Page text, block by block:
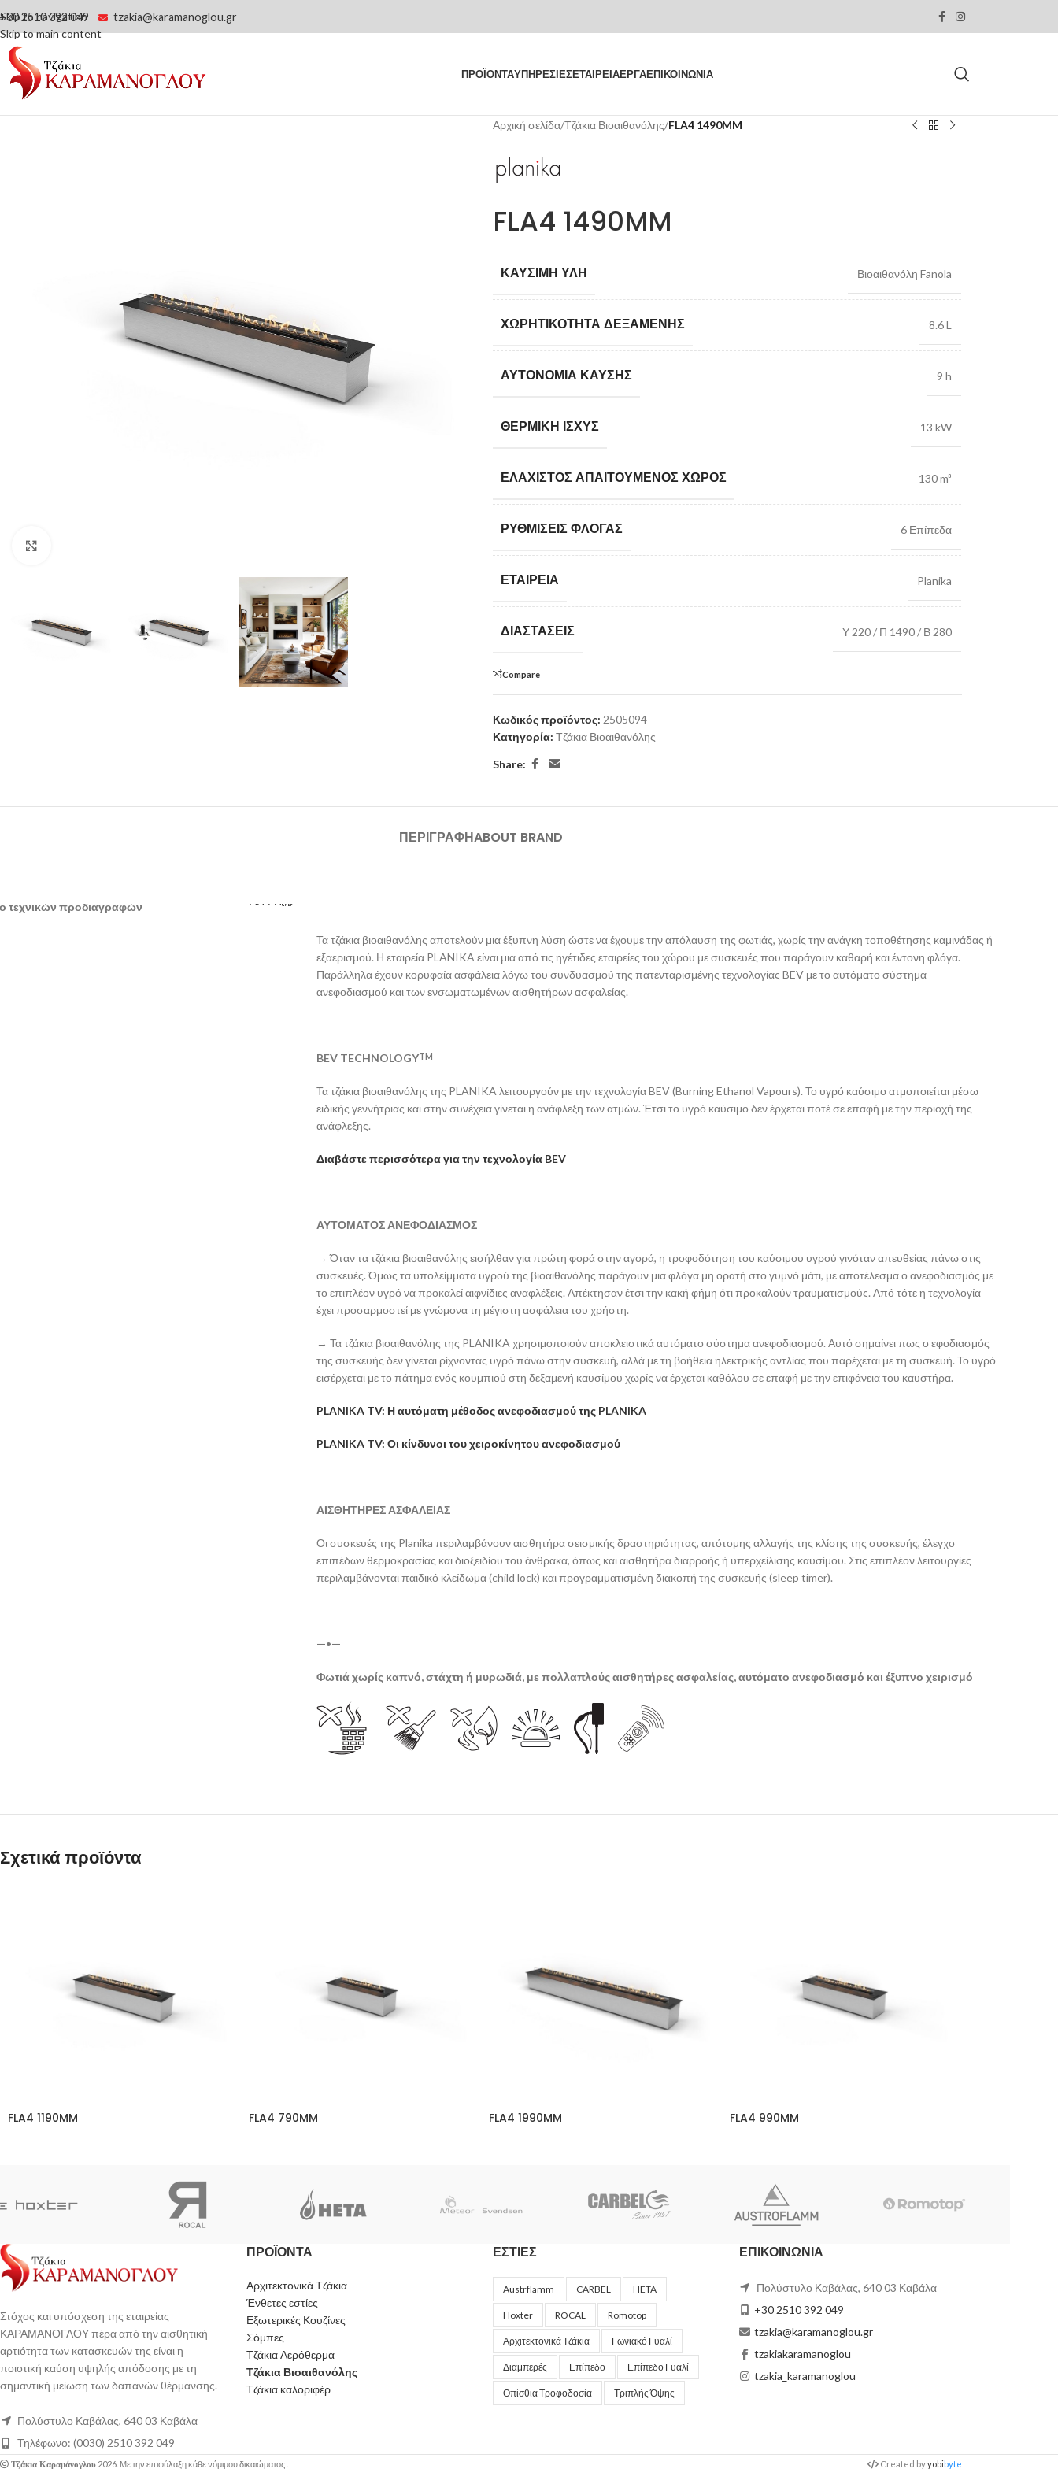
Skip to navigation
Skip to main content
+30 2510 392 049 tzakia@karamanoglou.gr
ΠΡΟΪΟΝΤΑΥΠΗΡΕΣΙΕΣΕΤΑΙΡΕΙΑΕΡΓΑΕΠΙΚΟΙΝΩΝΙΑ
Αρχική σελίδα/Τζάκια Βιοαιθανόλης/FLA4 1490MM
FLA4 1490MM
ΚΑΎΣΙΜΗ ΎΛΗ Βιοαιθανόλη Fanola
ΧΩΡΗΤΙΚΌΤΗΤΑ ΔΕΞΑΜΈΝΗΣ 8.6 L
ΑΥΤΟΝΟΜΊΑ ΚΑΎΣΗΣ 9 h
ΘΕΡΜΙΚΉ ΙΣΧΎΣ 13 kW
ΕΛΆΧΙΣΤΟΣ ΑΠΑΙΤΟΎΜΕΝΟΣ ΧΏΡΟΣ 130 m³
ΡΥΘΜΊΣΕΙΣ ΦΛΌΓΑΣ 6 Επίπεδα
ΕΤΑΙΡΕΊΑ Planika
ΔΙΑΣΤΆΣΕΙΣ Υ 220 / Π 1490 / Β 280
Compare
Κωδικός προϊόντος: 2505094
Κατηγορία: Τζάκια Βιοαιθανόλης
Share:
ΠΕΡΙΓΡΑΦΉABOUT BRAND
τεχνικών προδιαγραφών
Τα τζάκια βιοαιθανόλης αποτελούν μια έξυπνη λύση ώστε να έχουμε την απόλαυση της φωτιάς, χωρίς την ανάγκη τοποθέτησης καμινάδας ή
εξαερισμού. Η εταιρεία PLANIKA είναι μια από τις ηγέτιδες εταιρείες του χώρου με συσκευές που παράγουν καθαρή και έντονη φλόγα.
Παράλληλα έχουν κορυφαία ασφάλεια λόγω του συνδυασμού της πατενταρισμένης τεχνολογίας BEV με το αυτόματο σύστημα
ανεφοδιασμού και των ενσωματωμένων αισθητήρων ασφαλείας.
BEV TECHNOLOGYTM
Τα τζάκια βιοαιθανόλης της PLANIKA λειτουργούν με την τεχνολογίαBEV (Burning Ethanol Vapours). Το υγρό καύσιμο ατμοποιείται μέσω
ειδικής γεννήτριας και στην συνέχεια γίνεται η ανάφλεξη των ατμών. Έτσι το υγρό καύσιμο δεν έρχεται ποτέ σε επαφή με την περιοχή της
ανάφλεξης.
Διαβάστε περισσότερα για την τεχνολογία BEV
ΑΥΤΟΜΑΤΟΣ ΑΝΕΦΟΔΙΑΣΜΟΣ
→ Όταντα τζάκια βιοαιθανόλης εισήλθαν για πρώτη φορά στην αγορά, η τροφοδότηση του καύσιμου υγρού γινόταν απευθείας πάνω στις
συσκευές.Όμως τα υπολείμματα υγρού της βιοαιθανόλης παράγουν μια φλόγα μη ορατή στο γυμνό μάτι, με αποτέλεσμα ο ανεφοδιασμός με
το επιπλέον υγρό να προκαλείαιφνίδιες αναφλέξεις. Απέκτησανέτσιτην κακή φήμη ότι προκαλούν τραυματισμούς. Από τότε η τεχνολογία
έχει προσαρμοστεί με γνώμονα τη μέγιστη ασφάλεια του χρήστη.
→ Τα τζάκια βιοαιθανόλης της PLANIKA χρησιμοποιούναποκλειστικάαυτόματο σύστημα ανεφοδιασμού. Αυτό σημαίνει πως ο εφοδιασμός
της συσκευής δεν γίνεται ρίχνοντας υγρό πάνω στην συσκευή, αλλά με τη βοήθειαηλεκτρικής αντλίας που παρέχεται με τη συσκευή. Το υγρό
εισέρχεται με το πάτημα ενός κουμπιού στη δεξαμενή καυσίμου χωρίς να έρχεται καθόλου σε επαφή με την επιφάνεια του καυστήρα.
PLANIKA TV: Η αυτόματη μέθοδος ανεφοδιασμού της PLANIKA
PLANIKA TV: Οι κίνδυνοι του χειροκίνητου ανεφοδιασμού
ΑΙΣΘΗΤΗΡΕΣ ΑΣΦΑΛΕΙΑΣ
Οι συσκευές της Planika περιλαμβάνουν αισθητήρα σεισμικής δραστηριότητας, απότομης αλλαγής της κλίσης της συσκευής, έλεγχο
επιπέδων θερμοκρασίας και διοξειδίου του άνθρακα, όπως και αισθητήρα διαρροής ή υπερχείλισης καυσίμου. Στις επιπλέον λειτουργίες
περιλαμβάνονται παιδικό κλείδωμα(child lock) και προγραμματισμένη διακοπή της συσκευής (sleep timer).
—•—
Φωτιά χωρίς καπνό, στάχτη ή μυρωδιά, με πολλαπλούς αισθητήρες ασφαλείας, αυτόματο ανεφοδιασμό και έξυπνο χειρισμό
Σχετικά προϊόντα
FLA4 1190MM FLA4 790MM FLA4 1990MM FLA4 990MM
Στόχος και υπόσχεση της εταιρείας
ΚΑΡΑΜΑΝΟΓΛΟΥ πέρα από την αισθητική
αρτιότητα των κατασκευών της είναι η
ποιοτική καύση υψηλής απόδοσης με τη
σημαντική μείωση των δαπανών θέρμανσης.
Πολύστυλο Καβάλας, 640 03 Καβάλα
Τηλέφωνο: (0030) 2510 392 049
ΠΡΟΪΟΝΤΑ
Αρχιτεκτονικά Τζάκια
Ένθετες εστίες
Εξωτερικές Κουζίνες
Σόμπες
Τζάκια Αερόθερμα
Τζάκια Βιοαιθανόλης
Τζάκια καλοριφέρ
ΕΣΤΙΕΣ
Austrflamm CARBEL HETA
Hoxter ROCAL Romotop
Αρχιτεκτονικά Τζάκια Γωνιακό Γυαλί
Διαμπερές Επίπεδο Επίπεδο Γυαλί
Οπίσθια Τροφοδοσία Τριπλής Όψης
ΕΠΙΚΟΙΝΩΝΙΑ
Πολύστυλο Καβάλας, 640 03 Καβάλα
+30 2510 392 049
tzakia@karamanoglou.gr
tzakiakaramanoglou
tzakia_karamanoglou
Τζάκια Καραμάνογλου 2026. Με την επιφύλαξη κάθε νόμιμου δικαιώματος . Created byyobibyte